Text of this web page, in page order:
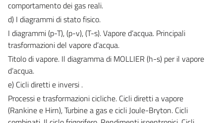
comportamento dei gas reali.
d) I diagrammi di stato fisico.
I diagrammi (p-T), (p-v), (T-s). Vapore d’acqua. Principali
trasformazioni del vapore d’acqua.
Titolo di vapore. Il diagramma di MOLLIER (h-s) per il vapore
d’acqua.
e) Cicli diretti e inversi .
Processi e trasformazioni cicliche. Cicli diretti a vapore
(Rankine e Hirn), Turbine a gas e cicli Joule-Bryton. Cicli